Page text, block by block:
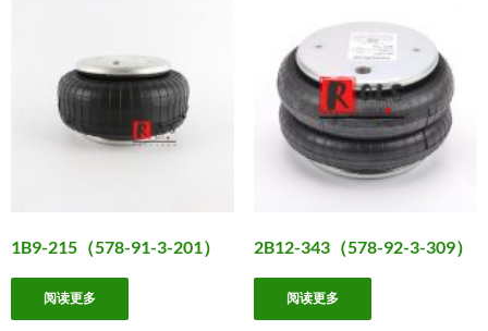
1B9-215（578-91-3-201）
阅读更多
2B12-343（578-92-3-309）
阅读更多